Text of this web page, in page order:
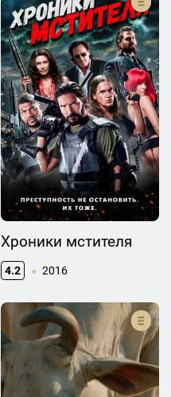
Хроники мстителя
4.2 2016